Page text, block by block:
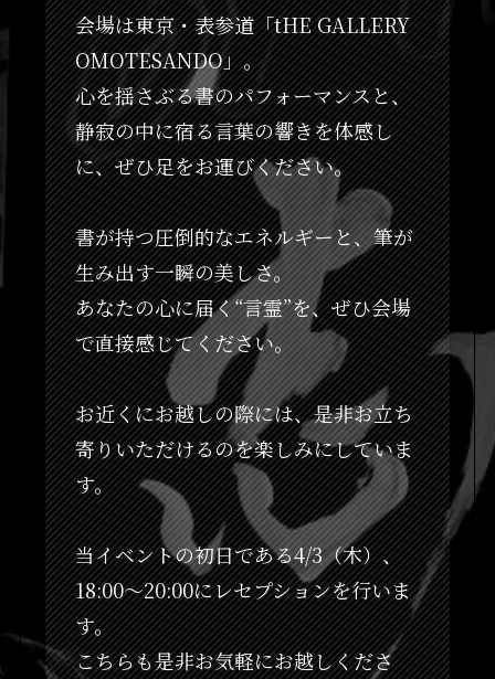
会場は東京・表参道「tHE GALLERY
OMOTESANDO」。
心を揺さぶる書のパフォーマンスと、
静寂の中に宿る言葉の響きを体感し
に、ぜひ足をお運びください。
書が持つ圧倒的なエネルギーと、筆が
生み出す一瞬の美しさ。
あなたの心に届く“言霊”を、ぜひ会場
で直接感じてください。
お近くにお越しの際には、是非お立ち
寄りいただけるのを楽しみにしていま
す。
当イベントの初日である4/3（木）、
18:00～20:00にレセプションを行いま
す。
こちらも是非お気軽にお越しくださ